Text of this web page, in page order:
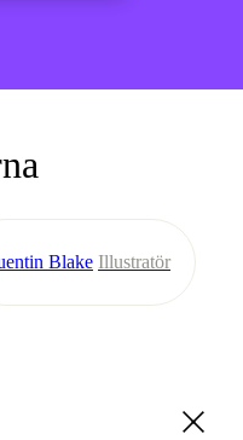
Blake Illustratör